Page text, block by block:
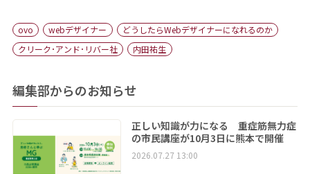
ovo webデザイナー
どうしたらWebデザイナーになれるのか
クリーク･アンド･リバー社
内田祐生
編集部からのお知らせ
正しい知識が力になる 重症筋無力症
の市民講座が10月3日に熊本で開催
2026.07.27 13:00